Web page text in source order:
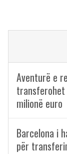
Aventurë e
milionë euro
Barcelona i
për